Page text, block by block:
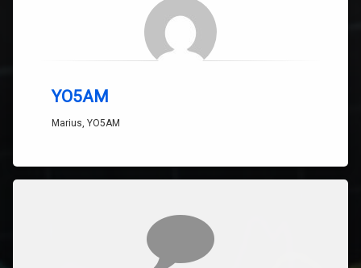
YO5AM
Marius, YO5AM